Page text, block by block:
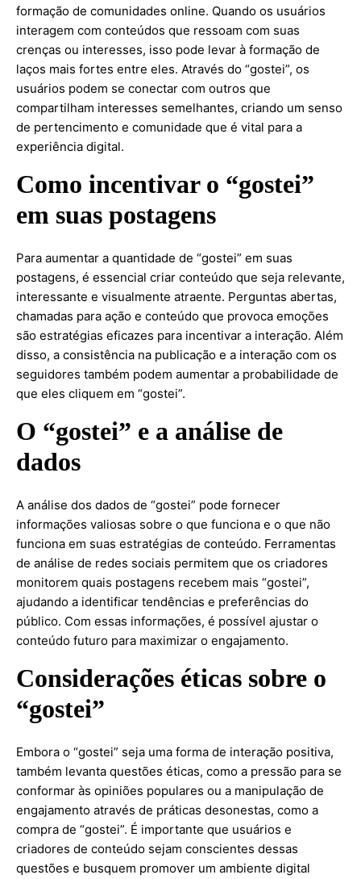
formação de comunidades online. Quando os usuários
interagem com conteúdos que ressoam com suas
crenças ou interesses, isso pode levar à formação de
laços mais fortes entre eles. Através do “gostei”, os
usuários podem se conectar com outros que
compartilham interesses semelhantes, criando um senso
de pertencimento e comunidade que é vital para a
experiência digital.
Como incentivar o “gostei”
em suas postagens
Para aumentar a quantidade de “gostei” em suas
postagens, é essencial criar conteúdo que seja relevante,
interessante e visualmente atraente. Perguntas abertas,
chamadas para ação e conteúdo que provoca emoções
são estratégias eficazes para incentivar a interação. Além
disso, a consistência na publicação e a interação com os
seguidores também podem aumentar a probabilidade de
que eles cliquem em “gostei”.
O “gostei” e a análise de
dados
A análise dos dados de “gostei” pode fornecer
informações valiosas sobre o que funciona e o que não
funciona em suas estratégias de conteúdo. Ferramentas
de análise de redes sociais permitem que os criadores
monitorem quais postagens recebem mais “gostei”,
ajudando a identificar tendências e preferências do
público. Com essas informações, é possível ajustar o
conteúdo futuro para maximizar o engajamento.
Considerações éticas sobre o
“gostei”
Embora o “gostei” seja uma forma de interação positiva,
também levanta questões éticas, como a pressão para se
conformar às opiniões populares ou a manipulação de
engajamento através de práticas desonestas, como a
compra de “gostei”. É importante que usuários e
criadores de conteúdo sejam conscientes dessas
questões e busquem promover um ambiente digital